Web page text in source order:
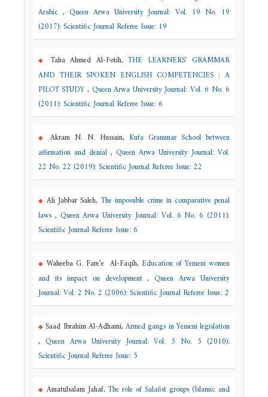
Arabic , Queen Arwa University Journal: Vol. 19 No. 19
(2017): Scientific Journal Referee Issue: 19
Taha Ahmed Al-Fotih,THE LEARNERS’ GRAMMAR
AND THEIR SPOKEN ENGLISH COMPETENCIES : A
PILOT STUDY , Queen Arwa University Journal: Vol. 6 No. 6
(2011): Scientific Journal Referee Issue: 6
Akram N. N. Hussain, Kufa Grammar School between
affirmation and denial ,Queen Arwa University Journal: Vol.
22 No. 22 (2019): Scientific Journal Referee Issue: 22
Ali Jabbar Saleh,The impossible crime in comparative penal
laws , Queen Arwa University Journal: Vol. 6 No. 6 (2011):
Scientific Journal Referee Issue: 6
Waheeba G. Fare’e Al-Faqih, Education of Yemeni women
and its impact on development,Queen Arwa University
Journal: Vol. 2 No. 2 (2006): Scientific Journal Referee Issue: 2
Saad Ibrahim Al-Adhami,Armed gangs in Yemeni legislation
, Queen Arwa University Journal: Vol. 5 No. 5 (2010):
Scientific Journal Referee Issue: 5
Amatulsalam Jahaf,The role of Salafist groups (Islamic and